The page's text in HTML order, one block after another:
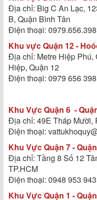
Địa chỉ: Big C An Lạc,
B, Quận Bình Tân
Điện thoại: 0979.656.398
Khu vực Quận 12 -
Địa chỉ: Metre Hiệp Phú,
Hiệp, Quận 12
Điện thoại: 0979 656 398
Khu Vực Quận 6 -
Địa chỉ: 49E Tháp Mười,
Điện thoại:
Khu Vực Quận 7 -
Địa chỉ: Tầng 8 Số 12
TP.HCM
Điện thoại: 0948 953 943
Khu Vực Quận 1 -